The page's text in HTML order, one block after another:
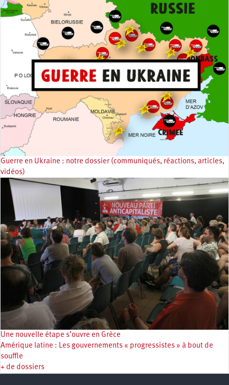
Guerre en Ukraine : notre dossier (communiqués, réactions, articles,
vidéos)
Une nouvelle étape s’ouvre en Grèce
Amérique latine : Les gouvernements « progressistes » à bout de
souffle
+ de dossiers